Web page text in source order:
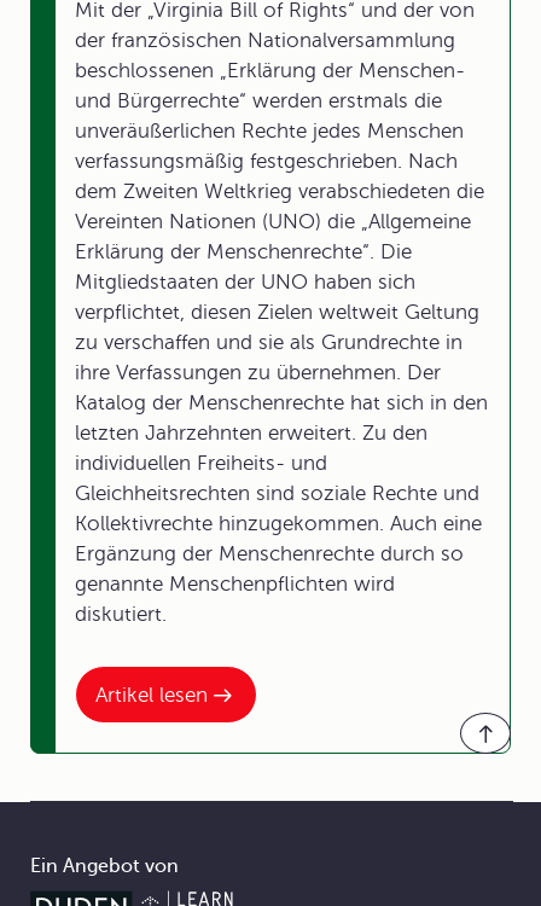
Artikel lesen
Mit der „Virginia Bill of Rights“ und der von
der französischen Nationalversammlung
beschlossenen „Erklärung der Menschen-
und Bürgerrechte“ werden erstmals die
unveräußerlichen Rechte jedes Menschen
verfassungsmäßig festgeschrieben. Nach
dem Zweiten Weltkrieg verabschiedeten die
Vereinten Nationen (UNO) die „Allgemeine
Erklärung der Menschenrechte“. Die
Mitgliedstaaten der UNO haben sich
verpflichtet, diesen Zielen weltweit Geltung
zu verschaffen und sie als Grundrechte in
ihre Verfassungen zu übernehmen. Der
Katalog der Menschenrechte hat sich in den
letzten Jahrzehnten erweitert. Zu den
individuellen Freiheits- und
Gleichheitsrechten sind soziale Rechte und
Kollektivrechte hinzugekommen. Auch eine
Ergänzung der Menschenrechte durch so
genannte Menschenpflichten wird
diskutiert.
Ein Angebot von